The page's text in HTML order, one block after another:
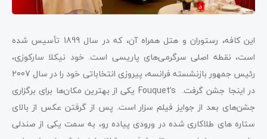
این کافه، رستوران و هتل همراه آن، که در سال 1899 تأسیس شده
است، نقطه اصلی سرگرمی‌های پاریسی است. خود نیکلا سارکوزی،
رئیس جمهور بازنشسته فرانسه، پیروزی انتخاباتی خود را در سال 2007
در اینجا جشن گرفت. Fouquet’s یکی از بهترین مکان‌ها برای برگزاری
جشن‌های بعد از جوایز فیلم سزار است. پس از گرفتن عکس از بالای
ستاره های طلاکاری شده در ورودی پیاده رو، به سمت یکی از صندلی